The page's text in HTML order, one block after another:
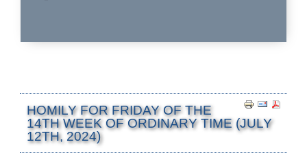
HOMILY FOR FRIDAY OF THE
14TH WEEK OF ORDINARY TIME (JULY
12TH, 2024)